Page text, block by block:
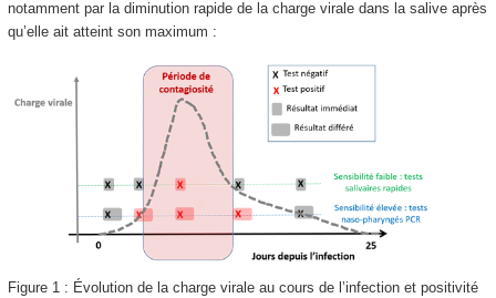
notamment par la diminution rapide de la charge virale dans la salive après
qu’elle ait atteint son maximum :
Figure 1 : Évolution de la charge virale au cours de l’infection et positivité